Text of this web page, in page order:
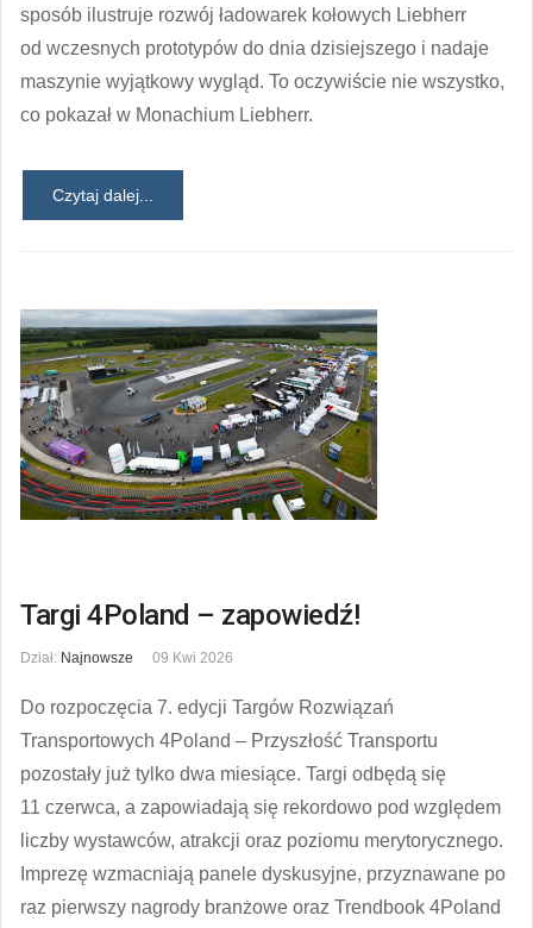
sposób ilustruje rozwój ładowarek kołowych Liebherr
od wczesnych prototypów do dnia dzisiejszego i nadaje
maszynie wyjątkowy wygląd. To oczywiście nie wszystko,
co pokazał w Monachium Liebherr.
Czytaj dalej...
Targi 4Poland – zapowiedź!
Dział: Najnowsze 09 Kwi 2026
Do rozpoczęcia 7. edycji Targów Rozwiązań
Transportowych 4Poland – Przyszłość Transportu
pozostały już tylko dwa miesiące. Targi odbędą się
11 czerwca, a zapowiadają się rekordowo pod względem
liczby wystawców, atrakcji oraz poziomu merytorycznego.
Imprezę wzmacniają panele dyskusyjne, przyznawane po
raz pierwszy nagrody branżowe oraz Trendbook 4Poland